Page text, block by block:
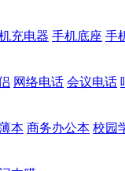
充电器 手机底座 手
网络电话 会议电话
本 商务办公本 校园